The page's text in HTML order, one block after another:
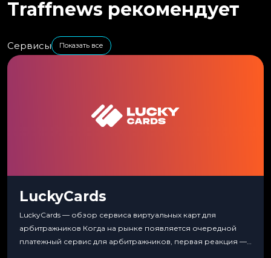
Traffnews рекомендует
Сервисы Показать все
LuckyCards
LuckyCards — обзор сервиса виртуальных карт для
арбитражников Когда на рынке появляется очередной
платежный сервис для арбитражников, первая реакция —